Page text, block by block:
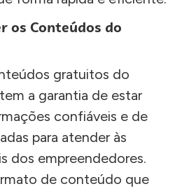
os Conteúdos do
gratuitos do
a garantia de estar
confiáveis e de
para atender às
dos empreendedores.
de conteúdo que